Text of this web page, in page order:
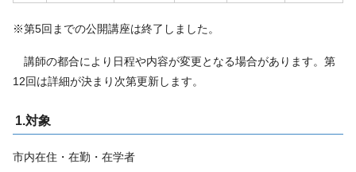
※第5回までの公開講座は終了しました。
講師の都合により日程や内容が変更となる場合があります。第
12回は詳細が決まり次第更新します。
1.対象
市内在住・在勤・在学者